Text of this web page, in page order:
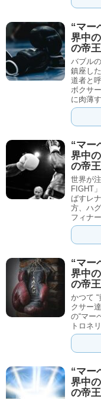
“マー
界中
の帝
バブル
鎮座し
道者と
ボクサ
に肉薄す
“マー
界中
の帝
世界が
FIGHT
ばすレ
方、ハ
フィナ
“マー
界中
の帝
かつて
クサー
の“マー
トロネ
“マー
界中
の帝